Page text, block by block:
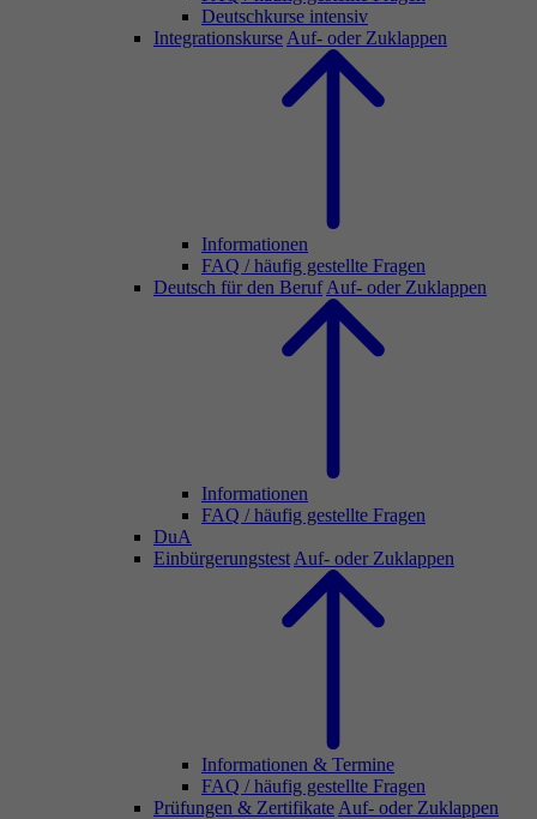
Deutschkurse intensiv
Integrationskurse Auf- oder Zuklappen
Informationen
FAQ / häufig gestellte Fragen
Deutsch für den Beruf Auf- oder Zuklappen
Informationen
FAQ / häufig gestellte Fragen
DuA
Einbürgerungstest Auf- oder Zuklappen
Informationen & Termine
FAQ / häufig gestellte Fragen
Prüfungen & Zertifikate Auf- oder Zuklappen